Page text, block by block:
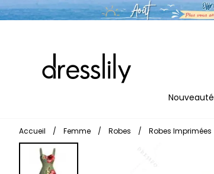
Nouveauté
Accueil / Femme / Robes / Robes Imprimées